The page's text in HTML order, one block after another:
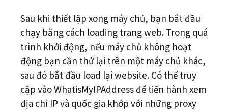
Sau khi thiết lập xong máy chủ, bạn bắt đầu
chạy bằng cách loading trang web. Trong quá
trình khởi động, nếu máy chủ không hoạt
động bạn cần thử lại trên một máy chủ khác,
sau đó bắt đầu load lại website. Có thể truy
cập vào WhatisMyIPAddress để tiến hành xem
địa chỉ IP và quốc gia khớp với những proxy